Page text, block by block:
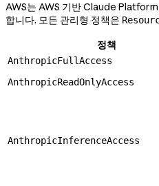
AWS는 AWS 기반 Claude
합니다. 모든 관리형 정책은
정책
AnthropicFullAccess
AnthropicReadOnlyAccess
AnthropicInferenceAccess